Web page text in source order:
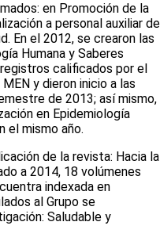
en Promoción de la
a personal auxiliar de
En el 2012, se crearon las
Humana y Saberes
calificados por el
y dieron inicio a las
de 2013; así mismo,
en Epidemiología
el mismo año.
de la revista: Hacia la
a 2014, 18 volúmenes
indexada en
al Grupo se
Saludable y